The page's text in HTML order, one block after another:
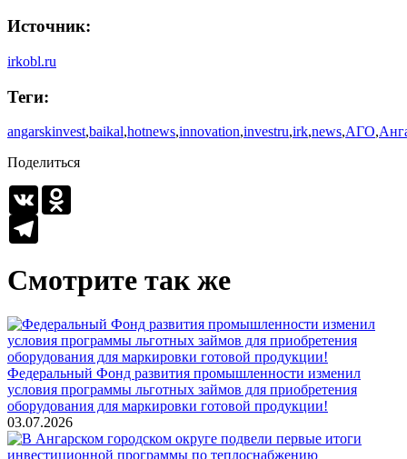
Источник:
irkobl.ru
Теги:
angarskinvest,baikal,hotnews,innovation,investru,irk,news,АГО,
Поделиться
VK
Смотрите так же
Федеральный Фонд развития промышленности изменил
условия программы льготных займов для приобретения
оборудования для маркировки готовой продукции!
03.07.2026